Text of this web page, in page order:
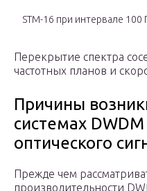
STM-16 при интервале 100
Перекрытие спектра
частотных планов и
Причины
системах
оптического
Прежде чем
производительности